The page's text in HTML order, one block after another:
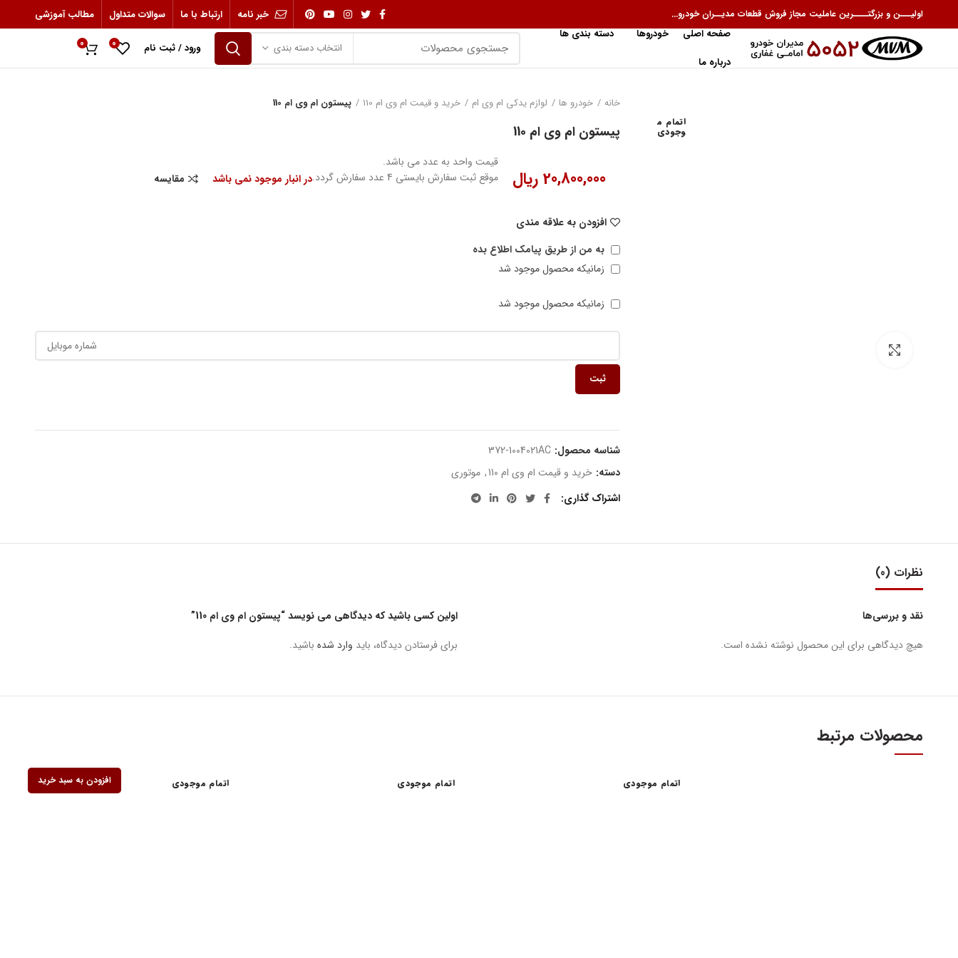
اولیـــن و بزرگتــــرین عاملیت مجاز فروش قطعات مدیــران خودرو... خبر نامه ارتباط با ما سوالات متداول
مطالب آموزشی
صفحه اصلی
خودروها
دسته بندی ها
درباره ما
انتخاب دسته بندی ورود / ثبت نام 0
0
اتمام م
وجودی
خانه خودرو ها لوازم یدکی ام وی ام خرید و قیمت ام وی ام 110 پیستون ام وی ام 110
پیستون ام وی ام 110
20,800,000 ریال
قیمت واحد به عدد می باشد.
موقع ثبت سفارش بایستی 4 عدد سفارش گردد.
در انبار موجود نمی باشد مقایسه
افزودن به علاقه مندی
به من از طریق پیامک اطلاع بده
زمانیکه محصول موجود شد
زمانیکه محصول موجود شد
ثبت
شناسه محصول: 372-1004021AC
دسته: خرید و قیمت ام وی ام 110 , موتوری
اشتراک گذاری
نظرات (0)
نقد و بررسی‌ها
هیچ دیدگاهی برای این محصول نوشته نشده است.
اولین کسی باشید که دیدگاهی می نویسد “پیستون ام وی ام 110”
برای فرستادن دیدگاه، باید وارد شدهباشید.
محصولات مرتبط
افزودن به سبد خرید اتمام موجودی اتمام موجودی اتمام موجودی